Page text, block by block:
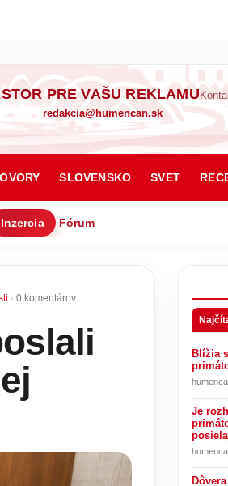
PRE VAŠU REKLAMU
redakcia@humencan.sk
SLOVENSKO SVET
Inzercia Fórum
· 0 komentárov
Blížia
Je